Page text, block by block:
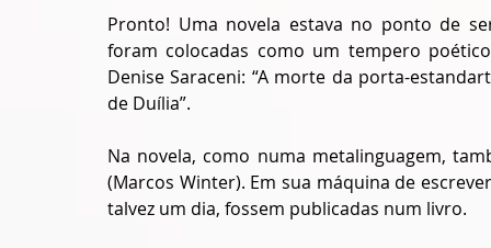
Pronto! Uma novela estava no ponto de
foram colocadas como um tempero
Denise Saraceni: “A morte da porta-
de Duília”.
Na novela, como numa metalinguagem,
(Marcos Winter). Em sua máquina de
talvez um dia, fossem publicadas num livro.